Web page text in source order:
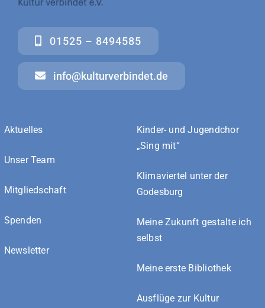
01525 – 8494585
info@kulturverbindet.de
Aktuelles
Unser Team
Mitgliedschaft
Spenden
Newsletter
Kinder- und Jugendchor
„Sing mit“
Klimaviertel unter der
Godesburg
Meine Zukunft gestalte ich
selbst
Meine erste Bibliothek
Ausflüge zur Kultur